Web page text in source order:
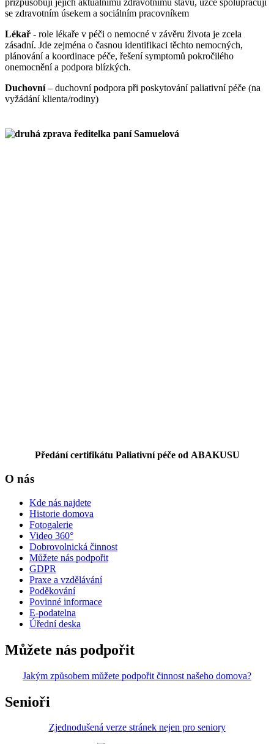
přizpůsobují jejich aktuálnímu zdravotnímu stavu, úzce spolupracují
se zdravotním úsekem a sociálním pracovníkem
Lékař - role lékaře v péči o nemocné v závěru života je zcela
zásadní. Jde zejména o časnou identifikaci těchto nemocných,
plánování a koordinace péče, řešení symptomů pokročilého
onemocnění a podpora blízkých.
Duchovní– duchovní podpora při poskytování paliativní péče (na
vyžádání klienta/rodiny)
Předání certifikátu Paliativní péče od ABAKUSU
O nás
Kde nás najdete
Historie domova
Fotogalerie
Video 360°
Dobrovolnická činnost
Můžete nás podpořit
GDPR
Praxe a vzdělávání
Poděkování
Povinné informace
E-podatelna
Úřední deska
Můžete nás podpořit
Jakým způsobem můžete podpořit činnost našeho domova?
Senioři
Zjednodušená verze stránek nejen pro seniory